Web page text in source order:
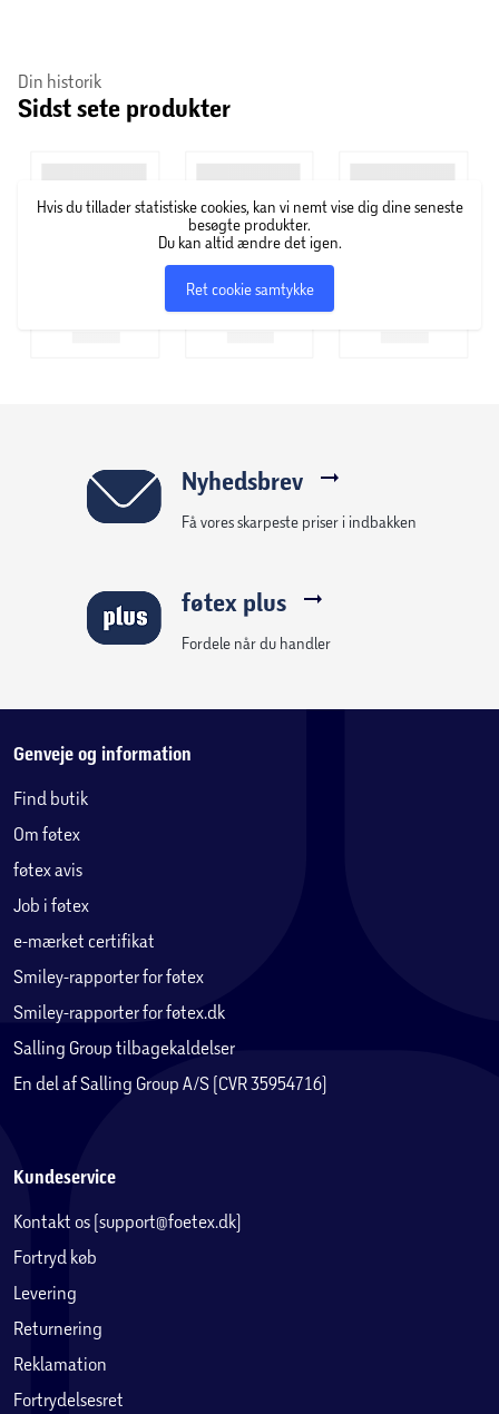
Din historik
Sidst sete produkter
Hvis du tillader statistiske cookies, kan vi nemt vise dig dine seneste
besøgte produkter.
Du kan altid ændre det igen.
Ret cookie samtykke
Nyhedsbrev
Få vores skarpeste priser i indbakken
føtex plus
Fordele når du handler
Genveje og information
Find butik
Om føtex
føtex avis
Job i føtex
e-mærket certifikat
Smiley-rapporter for føtex
Smiley-rapporter for føtex.dk
Salling Group tilbagekaldelser
En del af Salling Group A/S (CVR 35954716)
Kundeservice
Kontakt os (support@foetex.dk)
Fortryd køb
Levering
Returnering
Reklamation
Fortrydelsesret